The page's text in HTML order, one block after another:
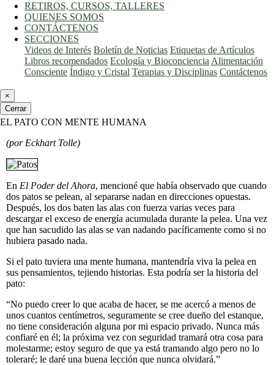
RETIROS, CURSOS, TALLERES
QUIENES SOMOS
CONTÁCTENOS
SECCIONES
Videos de Interés Boletín de Noticias Etiquetas de Artículos
Libros recomendados Ecología y Bioconciencia Alimentación
Consciente Índigo y Cristal Terapias y Disciplinas Contáctenos
×
Cerrar
EL PATO CON MENTE HUMANA
(por Eckhart Tolle)
En El Poder del Ahora, mencioné que había observado que cuando
dos patos se pelean, al separarse nadan en direcciones opuestas.
Después, los dos baten las alas con fuerza varias veces para
descargar el exceso de energía acumulada durante la pelea. Una vez
que han sacudido las alas se van nadando pacíficamente como si no
hubiera pasado nada.
Si el pato tuviera una mente humana, mantendría viva la pelea en
sus pensamientos, tejiendo historias. Esta podría ser la historia del
pato:
“No puedo creer lo que acaba de hacer, se me acercó a menos de
unos cuantos centímetros, seguramente se cree dueño del estanque,
no tiene consideración alguna por mi espacio privado. Nunca más
confiaré en él; la próxima vez con seguridad tramará otra cosa para
molestarme; estoy seguro de que ya está tramando algo pero no lo
toleraré; le daré una buena lección que nunca olvidará.”